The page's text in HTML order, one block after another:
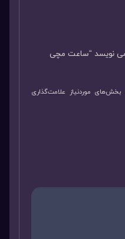
نویسد “ساعت مچی
بخش‌های موردنیاز علامت‌گذاری